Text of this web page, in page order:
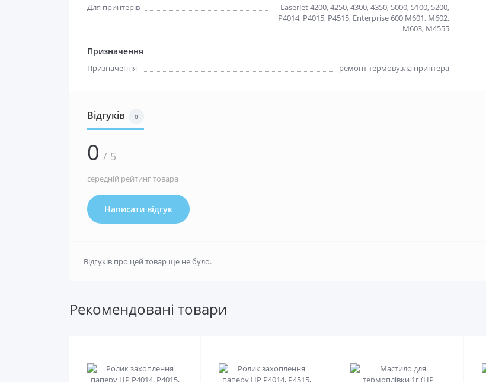
Для принтерів
LaserJet 4200, 4250, 4300, 4350, 5000, 5100, 5200,
P4014, P4015, P4515, Enterprise 600 M601, M602,
M603, M4555
Призначення
Призначення ремонт термовузла принтера
Відгуків 0
0 / 5
середній рейтинг товара
Написати відгук
Відгуків про цей товар ще не було.
Рекомендовані товари